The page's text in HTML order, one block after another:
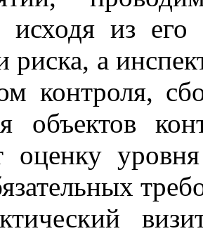
исходя из его
риска, а
контроля,
объектов
оценку